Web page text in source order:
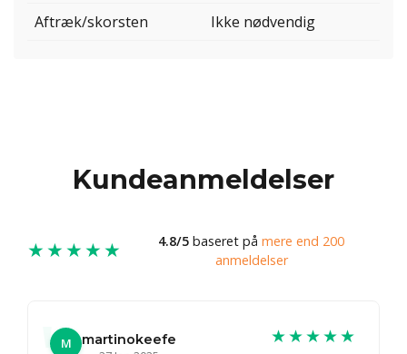
Aftræk/skorsten
Ikke nødvendig
Kundeanmeldelser
★★★★★ 4.8/5 baseret på mere end 200
anmeldelser
M
martinokeefe
★★★★★